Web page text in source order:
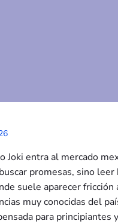
Joki entra al mercado
promesas, sino
suele aparecer
muy conocidas del
para